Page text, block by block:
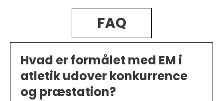
FAQ
Hvad er formålet med EM i
atletik udover konkurrence
og præstation?